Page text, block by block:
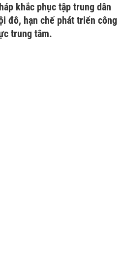
khắc phục tập trung dân
đô, hạn chế phát triển công
trung tâm.